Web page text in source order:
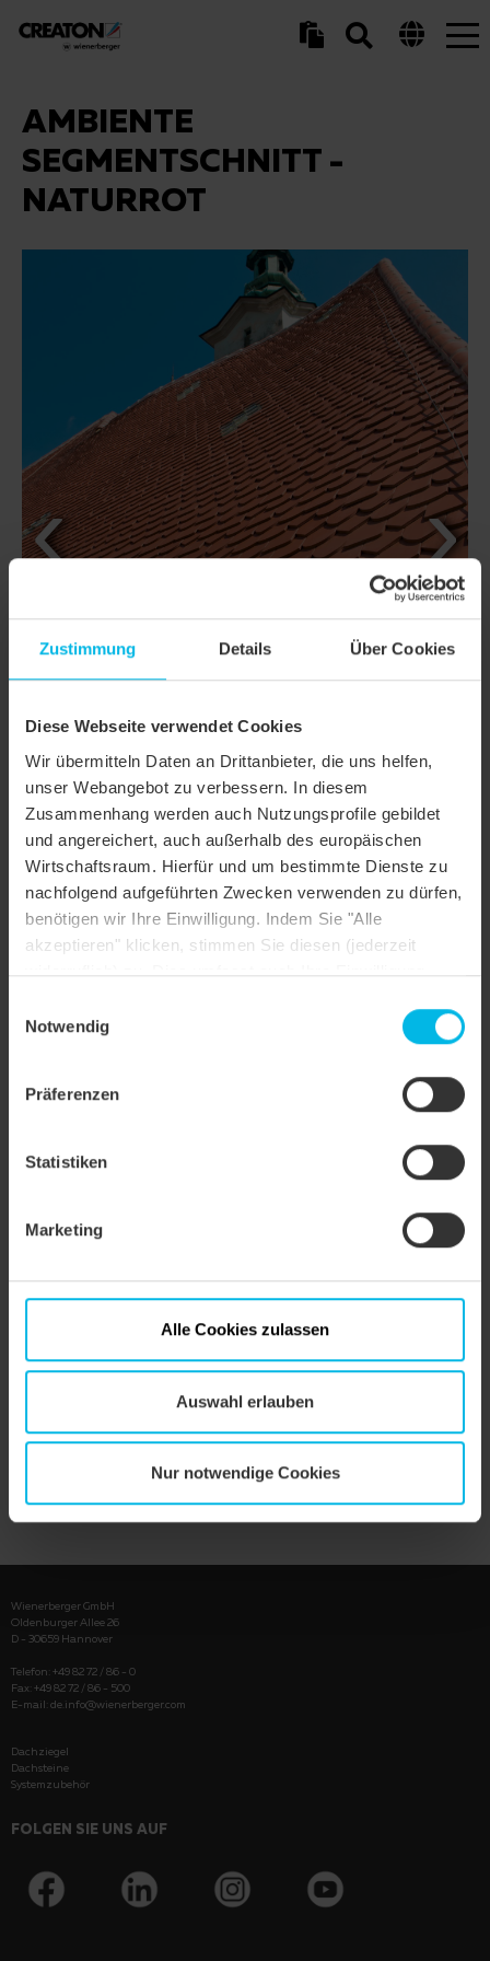
Zustimmung Details Über Cookies
Diese Webseite verwendet Cookies
Wir übermitteln Daten an Drittanbieter, die uns helfen,
unser Webangebot zu verbessern. In diesem
Zusammenhang werden auch Nutzungsprofile gebildet
und angereichert, auch außerhalb des europäischen
Wirtschaftsraum. Hierfür und um bestimmte Dienste zu
nachfolgend aufgeführten Zwecken verwenden zu dürfen,
benötigen wir Ihre Einwilligung. Indem Sie "Alle
akzeptieren" klicken, stimmen Sie diesen (jederzeit
widerruflich) zu. Dies umfasst auch Ihre Einwilligung
Einstellungen ändern oder die Datenverarbeitung
Notwendig
Präferenzen
Statistiken
Marketing
Alle Cookies zulassen
Auswahl erlauben
Nur notwendige Cookies
AMBIENTE
SEGMENTSCHNITT -
NATURROT
DETAILS
MODELL AMBIENTE SEGMENTSCHNITT
Produktfamilie Biberschwanzziegel AMBIENTE
Produktgruppe Dachziegel
Farbe
PRODUKT ANZEIGEN
Wienerberger GmbH
Oldenburger Allee 26
D - 30659 Hannover
Telefon: +49 82 72 / 86 - 0
Fax: +49 82 72 / 86 - 500
E-mail: de.info@wienerberger.com
Dachziegel
Dachsteine
Systemzubehör
FOLGEN SIE UNS AUF